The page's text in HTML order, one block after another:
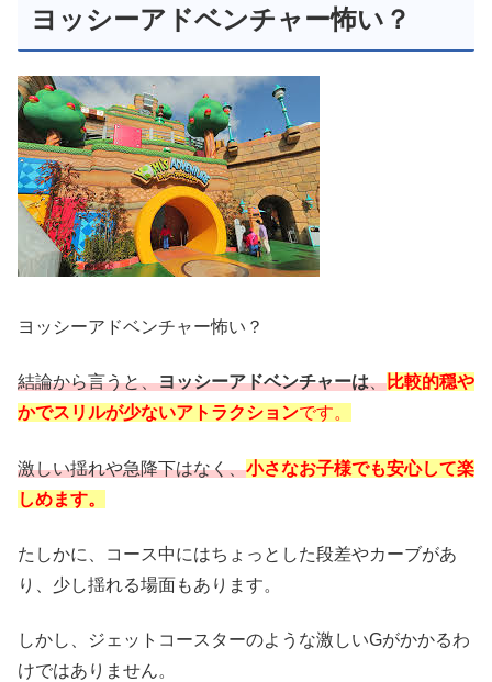
ヨッシーアドベンチャー怖い？
ヨッシーアドベンチャー怖い？
結論から言うと、ヨッシーアドベンチャーは、比較的穏や
かでスリルが少ないアトラクションです。
激しい揺れや急降下はなく、小さなお子様でも安心して楽
しめます。
たしかに、コース中にはちょっとした段差やカーブがあ
り、少し揺れる場面もあります。
しかし、ジェットコースターのような激しいGがかかるわ
けではありません。